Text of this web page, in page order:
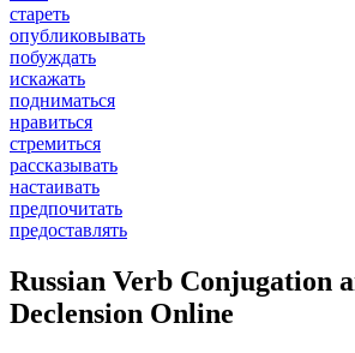
стареть
опубликовывать
побуждать
искажать
подниматься
нравиться
стремиться
рассказывать
настаивать
предпочитать
предоставлять
Russian Verb Conjugation
Declension Online